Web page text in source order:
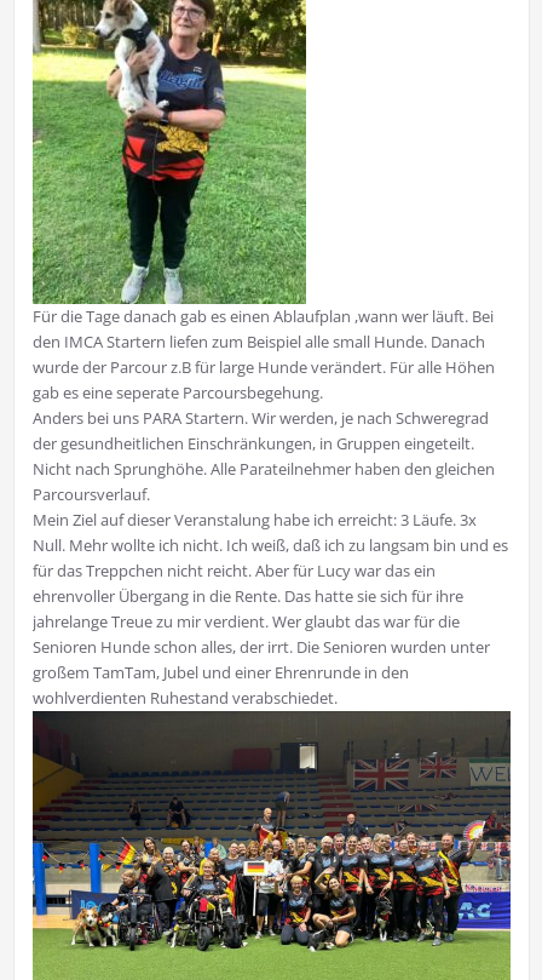
Für die Tage danach gab es einen Ablaufplan ,wann wer läuft. Bei
den IMCA Startern liefen zum Beispiel alle small Hunde. Danach
wurde der Parcour z.B für large Hunde verändert. Für alle Höhen
gab es eine seperate Parcoursbegehung.
Anders bei uns PARA Startern. Wir werden, je nach Schweregrad
der gesundheitlichen Einschränkungen, in Gruppen eingeteilt.
Nicht nach Sprunghöhe. Alle Parateilnehmer haben den gleichen
Parcoursverlauf.
Mein Ziel auf dieser Veranstalung habe ich erreicht: 3 Läufe. 3x
Null. Mehr wollte ich nicht. Ich weiß, daß ich zu langsam bin und es
für das Treppchen nicht reicht. Aber für Lucy war das ein
ehrenvoller Übergang in die Rente. Das hatte sie sich für ihre
jahrelange Treue zu mir verdient. Wer glaubt das war für die
Senioren Hunde schon alles, der irrt. Die Senioren wurden unter
großem TamTam, Jubel und einer Ehrenrunde in den
wohlverdienten Ruhestand verabschiedet.